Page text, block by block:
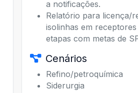
Relatório para licença/
isolinhas em
etapas com metas de
Refino/petroquímica
Siderurgia
Alimentos/bebidas